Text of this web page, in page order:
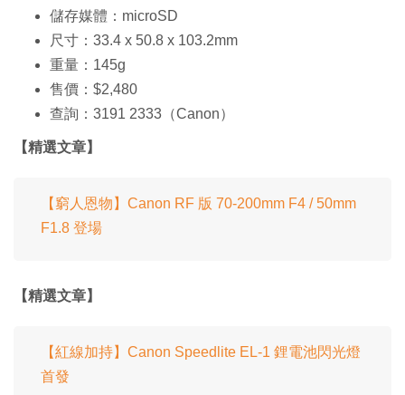
儲存媒體：microSD
尺寸：33.4 x 50.8 x 103.2mm
重量：145g
售價：$2,480
查詢：3191 2333（Canon）
【精選文章】
【窮人恩物】Canon RF 版 70-200mm F4 / 50mm
F1.8 登場
【精選文章】
【紅線加持】Canon Speedlite EL-1 鋰電池閃光燈
首發